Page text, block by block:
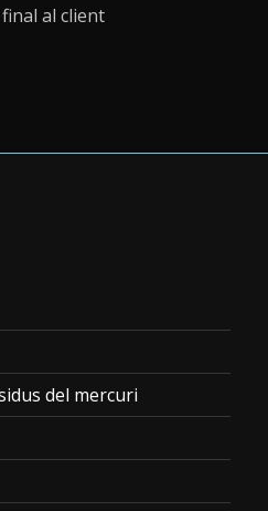
al client
del mercuri